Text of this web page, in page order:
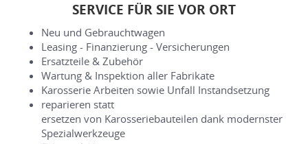
SERVICE FÜR SIE VOR ORT
Neu und Gebrauchtwagen
Leasing - Finanzierung - Versicherungen
Ersatzteile & Zubehör
Wartung & Inspektion aller Fabrikate
Karosserie Arbeiten sowie Unfall Instandsetzung
reparieren statt
ersetzen von Karosseriebauteilen dank modernster
Spezialwerkzeuge